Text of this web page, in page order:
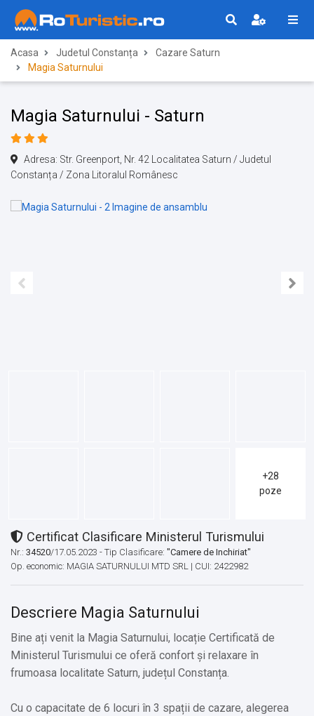
Acasa Judetul Constanța
Cazare Saturn
Magia Saturnului
Magia Saturnului - Saturn
Adresa: Str. Greenport, Nr. 42 Localitatea Saturn / Judetul
Constanța / Zona Litoralul Românesc
+28
poze
Certificat Clasificare Ministerul Turismului
Nr.: 34520/17.05.2023 - Tip Clasificare: "Camere de Inchiriat"
Op. economic: MAGIA SATURNULUI MTD SRL | CUI: 2422982
Descriere Magia Saturnului
Bine ați venit la Magia Saturnului, locație Certificată de
Ministerul Turismului ce oferă confort și relaxare în
frumoasa localitate Saturn, județul Constanța.
Cu o capacitate de 6 locuri în 3 spații de cazare, alegerea